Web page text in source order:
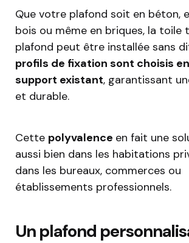
Que votre plafond soit en béton,
bois ou même en briques, la toile
plafond peut être installée sans
profils de fixation sont choisis
support existant, garantissant
et durable.
Cette polyvalence en fait une
aussi bien dans les habitations
dans les bureaux, commerces ou
établissements professionnels.
Un plafond